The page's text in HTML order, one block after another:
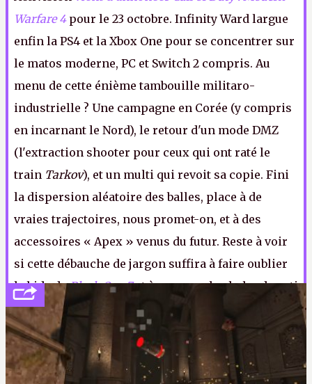
Warfare 4pour le 23 octobre. Infinity Ward largue
enfin la PS4 et la Xbox One pour se concentrer sur
le matos moderne, PC et Switch 2 compris. Au
menu de cette énième tambouille militaro-
industrielle ? Une campagne en Corée (y compris
en incarnant le Nord), le retour d'un mode DMZ
(l'extraction shooter pour ceux qui ont raté le
train Tarkov), et un multi qui revoit sa copie. Fini
la dispersion aléatoire des balles, place à de
vraies trajectoires, nous promet-on, et à des
accessoires « Apex » venus du futur. Reste à voir
si cette débauche de jargon suffira à faire oublier
le bide deBlack Ops 7et à ramener le chaland parti
voir si l'herbe était plus verte chez